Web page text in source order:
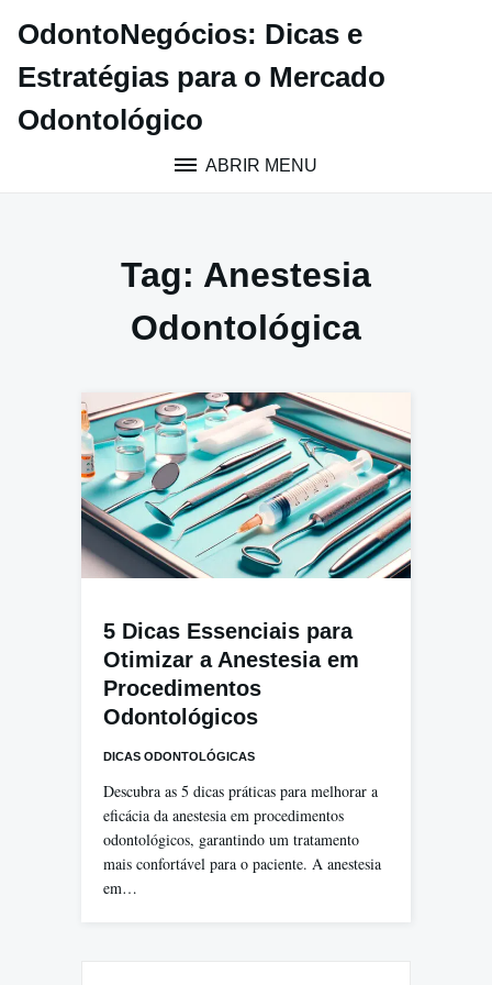
para
conteúdo
OdontoNegócios: Dicas e
Estratégias para o Mercado
Odontológico
ABRIR MENU
Tag: Anestesia
Odontológica
5 Dicas Essenciais para
Otimizar a Anestesia em
Procedimentos
Odontológicos
DICAS ODONTOLÓGICAS
Descubra as 5 dicas práticas para melhorar a
eficácia da anestesia em procedimentos
odontológicos, garantindo um tratamento
mais confortável para o paciente. A anestesia
em…